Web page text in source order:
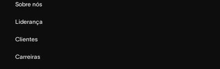
Sobre nós
Liderança
Clientes
Carreiras